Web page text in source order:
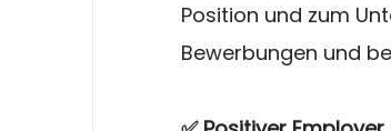
Position und zum
Bewerbungen und